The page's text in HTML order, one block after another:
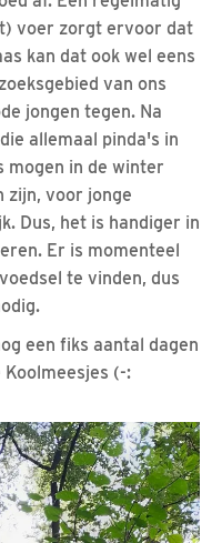
voer zorgt ervoor dat
kan dat ook wel eens
van ons
jongen tegen. Na
allemaal pinda's in
mogen in de winter
zijn, voor jonge
Dus, het is handiger in
Er is momenteel
te vinden, dus
een fiks aantal dagen
(-: